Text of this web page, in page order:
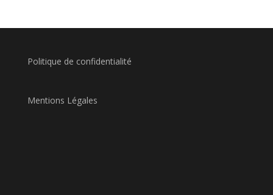
Politique de confidentialité
Mentions Légales